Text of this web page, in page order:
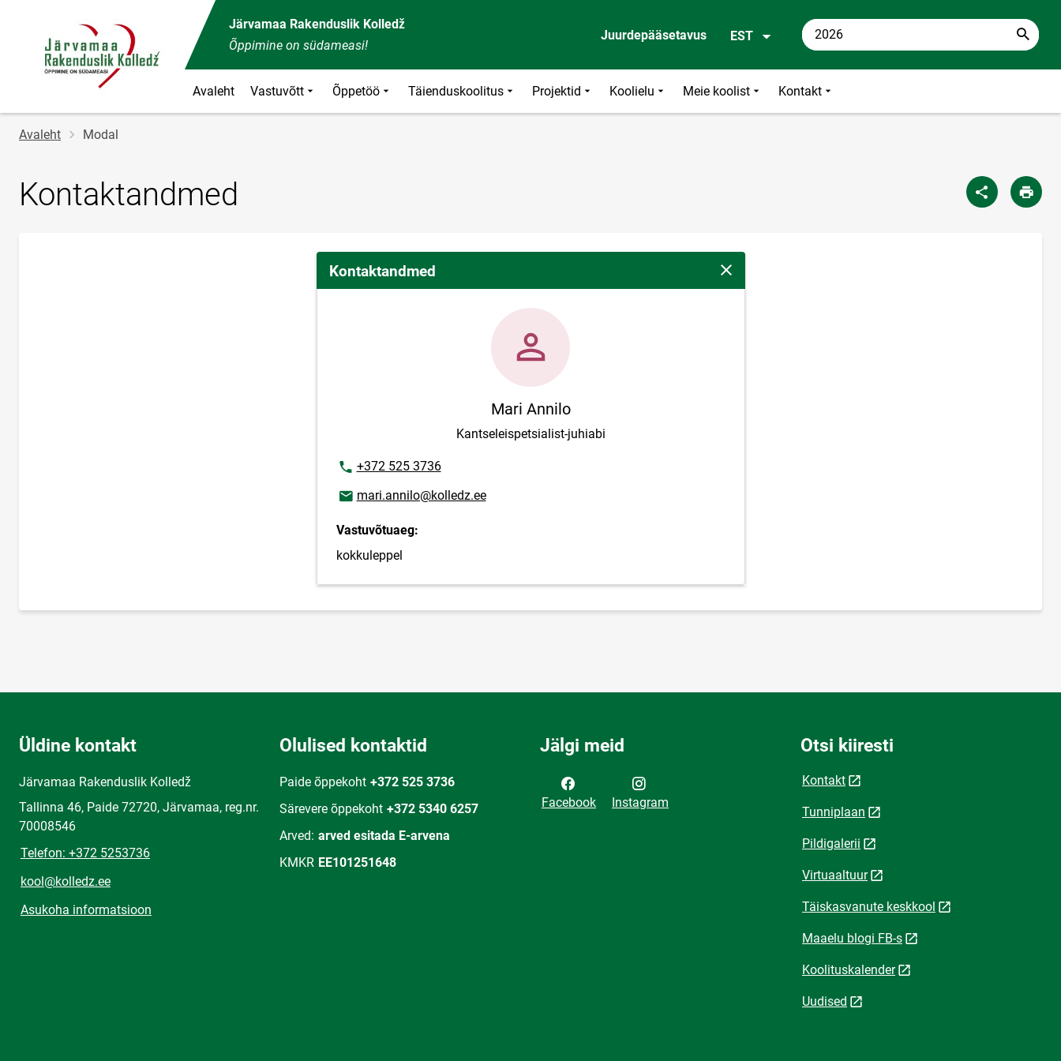
Järvamaa Rakenduslik Kolledž
Õppimine on südameasi!
Juurdepääsetavus EST
Avaleht Vastuvõtt Õppetöö Täienduskoolitus Projektid Koolielu Meie koolist Kontakt
Jälglink
Avaleht Modal
Kontaktandmed
Kontaktandmed Sulge modaalaken
Mari Annilo
Kantseleispetsialist-juhiabi
Telefoninumber
+372 525 3736
E-posti aadress
mari.annilo@kolledz.ee
Vastuvõtuaeg:
kokkuleppel
Üldine kontakt
Järvamaa Rakenduslik Kolledž
Tallinna 46, Paide 72720, Järvamaa, reg.nr.
70008546
Telefon: +372 5253736
kool@kolledz.ee
Asukoha informatsioon
Olulised kontaktid
Paide õppekoht +372 525 3736
Särevere õppekoht +372 5340 6257
Arved: arved esitada E-arvena
KMKR EE101251648
Jälgi meid
Facebook Instagram
Otsi kiiresti
Kontakt
Tunniplaan
Pildigalerii
Virtuaaltuur
Täiskasvanute keskkool
Maaelu blogi FB-s
Koolituskalender
Uudised